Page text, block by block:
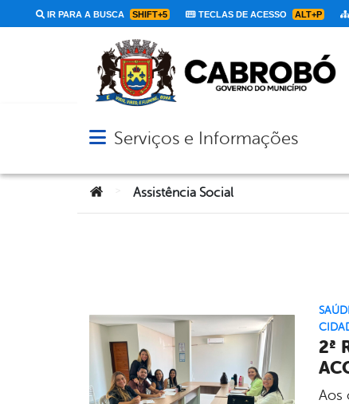
IR PARA A BUSCA SHIFT+5 TECLAS DE ACESSO ALT+P
Abrir menu principal de navegação
Serviços e Informações
Você está aqui:Assistência Social
2ª
Aos